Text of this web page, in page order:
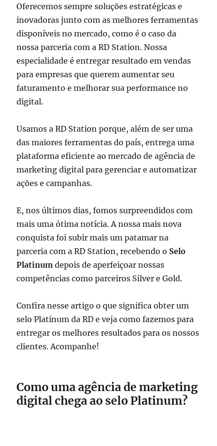
Oferecemos sempre soluções estratégicas e
inovadoras junto com as melhores ferramentas
disponíveis no mercado, como é o caso da
nossa parceria com a RD Station. Nossa
especialidade é entregar resultado em vendas
para empresas que querem aumentar seu
faturamento e melhorar sua performance no
digital.
Usamos a RD Station porque, além de ser uma
das maiores ferramentas do país, entrega uma
plataforma eficiente ao mercado de agência de
marketing digital para gerenciar e automatizar
ações e campanhas.
E, nos últimos dias, fomos surpreendidos com
mais uma ótima notícia. A nossa mais nova
conquista foi subir mais um patamar na
parceria com a RD Station, recebendo o Selo
Platinum depois de aperfeiçoar nossas
competências como parceiros Silver e Gold.
Confira nesse artigo o que significa obter um
selo Platinum da RD e veja como fazemos para
entregar os melhores resultados para os nossos
clientes. Acompanhe!
Como uma agência de marketing
digital chega ao selo Platinum?